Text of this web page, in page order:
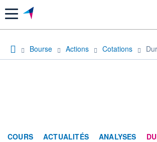
Menu
Bourse Actions Cotations
COURS ACTUALITÉS ANALYSES